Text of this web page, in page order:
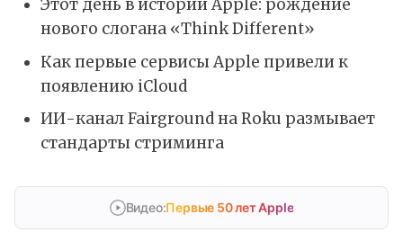
Этот день в истории Apple: рождение
нового слогана «Think Different»
Как первые сервисы Apple привели к
появлению iCloud
ИИ-канал Fairground на Roku размывает
стандарты стриминга
Видео:Первые 50 лет Apple